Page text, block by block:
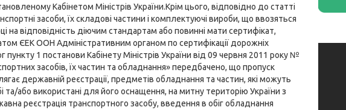
Кабінетом Міністрів України.Крім цього, відповідно до статті
засоби, їх складові частини і комплектуючі вироби, що ввозяться
на відповідність діючим стандартам або повинні мати сертифікат,
ЄЕК ООН Адміністративним органом по сертифікації дорожніх
пункту 1 постанови Кабінету Міністрів України від 09 червня 2011 року №
засобів, їх частин та обладнання» передбачено, що пропуск
державній реєстрації, предметів обладнання та частин, які можуть
та/або використані для його оснащення, на митну територію України з
реєстрація транспортного засобу, введення в обіг обладнання